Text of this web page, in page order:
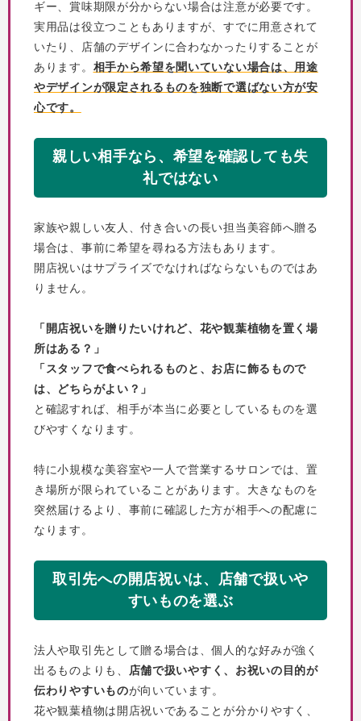
ギー、賞味期限が分からない場合は注意が必要です。
実用品は役立つこともありますが、すでに用意されて
いたり、店舗のデザインに合わなかったりすることが
あります。 相手から希望を聞いていない場合は、用途
やデザインが限定されるものを独断で選ばない方が安
心です。
親しい相手なら、希望を確認しても失
礼ではない
家族や親しい友人、付き合いの長い担当美容師へ贈る
場合は、事前に希望を尋ねる方法もあります。
開店祝いはサプライズでなければならないものではあ
りません。
「開店祝いを贈りたいけれど、花や観葉植物を置く場
所はある？」
「スタッフで食べられるものと、お店に飾るもので
は、どちらがよい？」
と確認すれば、相手が本当に必要としているものを選
びやすくなります。
特に小規模な美容室や一人で営業するサロンでは、置
き場所が限られていることがあります。大きなものを
突然届けるより、事前に確認した方が相手への配慮に
なります。
取引先への開店祝いは、店舗で扱いや
すいものを選ぶ
法人や取引先として贈る場合は、個人的な好みが強く
出るものよりも、
店舗で扱いやすく、お祝いの目的が
伝わりやすいものが向いています。
花や観葉植物は開店祝いであることが分かりやすく、